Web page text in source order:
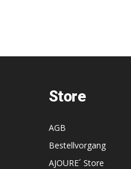
Store
AGB
Bestellvorgang
AJOURE´ Store